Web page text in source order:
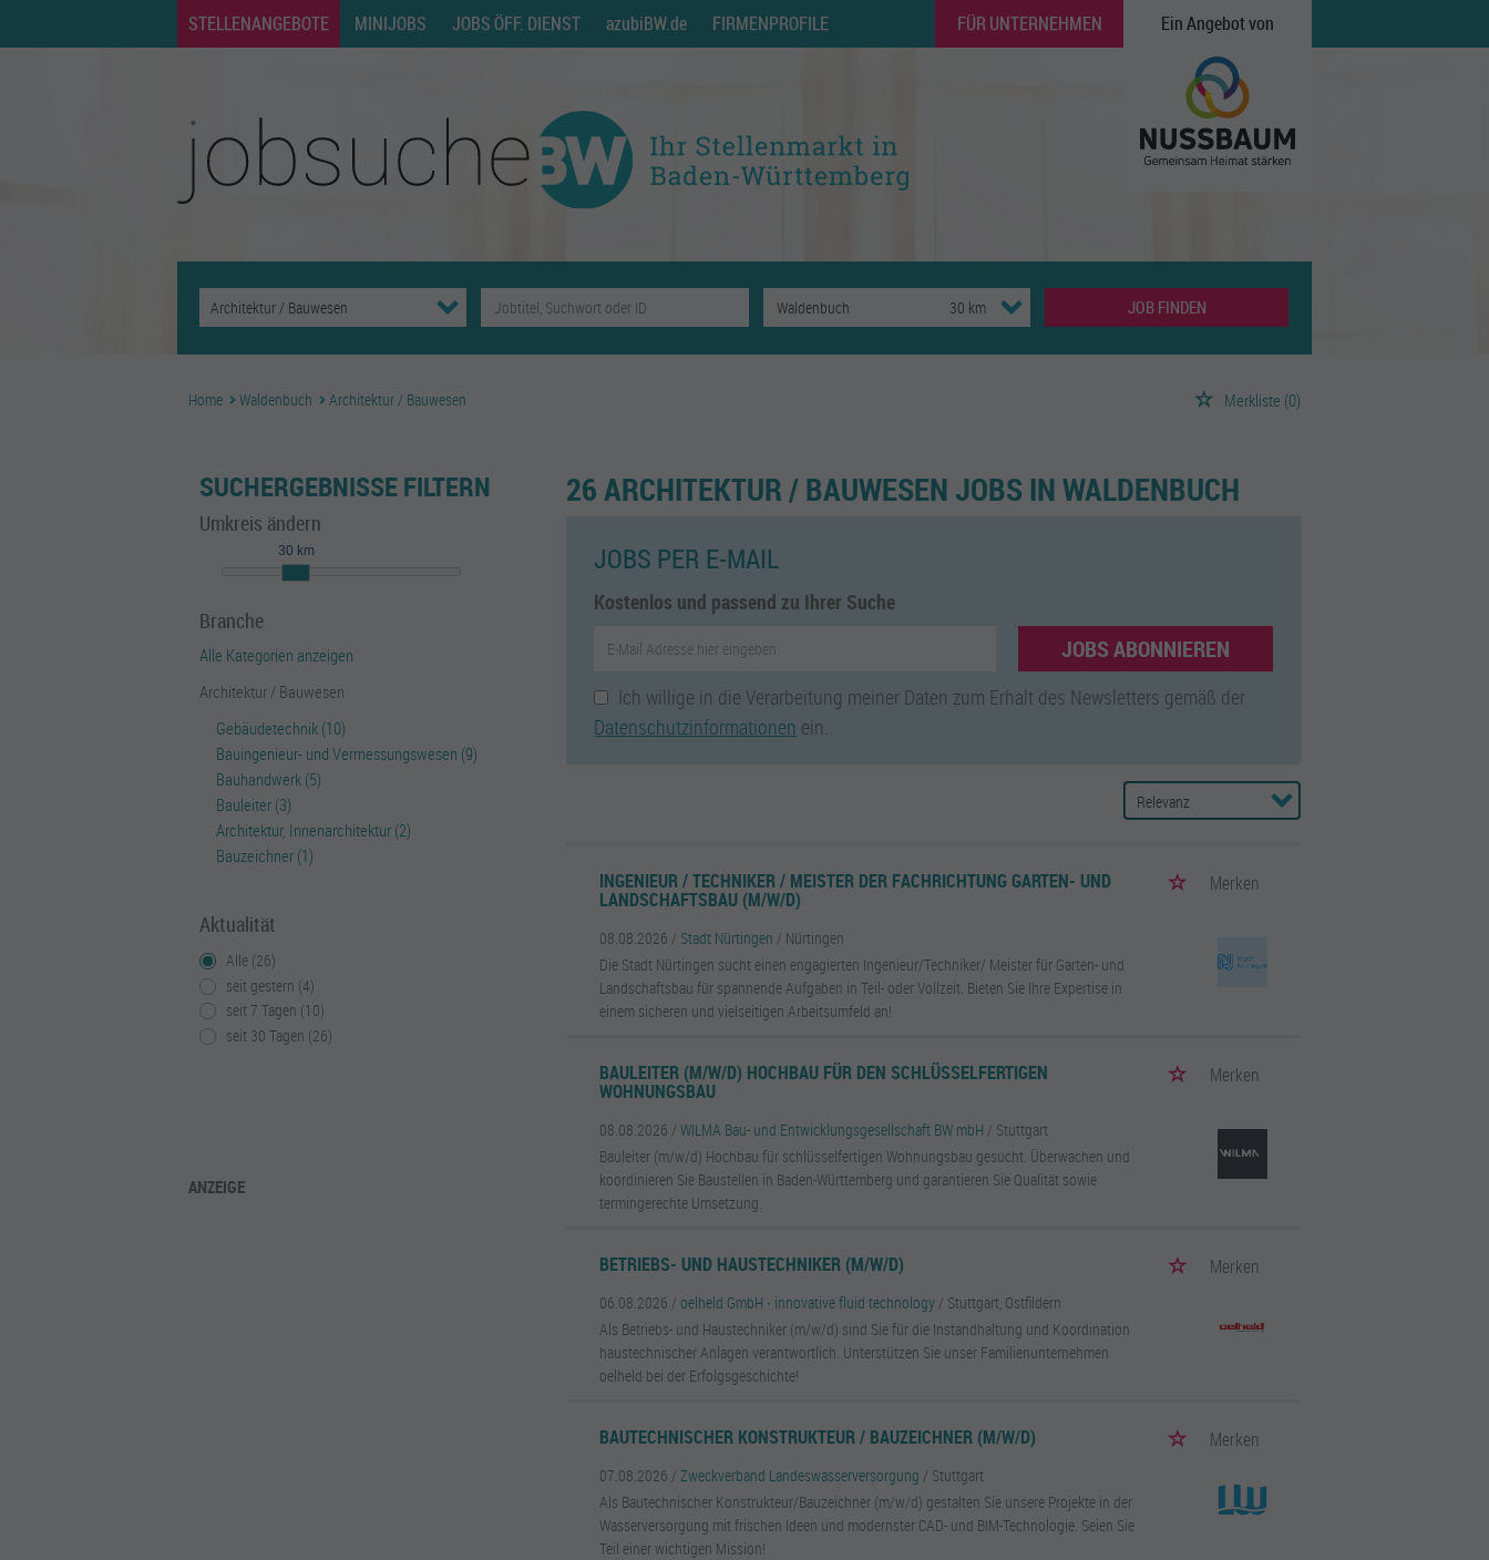
STELLENANGEBOTE MINIJOBS JOBS ÖFF. DIENST azubiBW.de FIRMENPROFILE FÜR UNTERNEHMEN Ein Angebot von
JOB FINDEN
Home Waldenbuch Architektur / Bauwesen Merkliste (0)
SUCHERGEBNISSE FILTERN
Umkreis ändern
30 km
Branche
Alle Kategorien anzeigen
Architektur / Bauwesen
Gebäudetechnik (10)
Bauingenieur- und Vermessungswesen (9)
Bauhandwerk (5)
Bauleiter (3)
Architektur, Innenarchitektur (2)
Bauzeichner (1)
Aktualität
Alle (26)
seit gestern (4)
seit 7 Tagen (10)
seit 30 Tagen (26)
ANZEIGE
26 ARCHITEKTUR / BAUWESEN JOBS IN WALDENBUCH
JOBS PER E-MAIL
Kostenlos und passend zu Ihrer Suche
JOBS ABONNIEREN
Ich willige in die Verarbeitung meiner Daten zum Erhalt des Newsletters gemäß der
Datenschutzinformationen ein.
INGENIEUR / TECHNIKER / MEISTER DER FACHRICHTUNG GARTEN- UND
LANDSCHAFTSBAU (M/W/D)
Merken
08.08.2026 / Stadt Nürtingen / Nürtingen
Die Stadt Nürtingen sucht einen engagierten Ingenieur/Techniker/ Meister für Garten- und
Landschaftsbau für spannende Aufgaben in Teil- oder Vollzeit. Bieten Sie Ihre Expertise in
einem sicheren und vielseitigen Arbeitsumfeld an!
BAULEITER (M/W/D) HOCHBAU FÜR DEN SCHLÜSSELFERTIGEN
WOHNUNGSBAU
Merken
08.08.2026 /WILMA Bau- und Entwicklungsgesellschaft BW mbH / Stuttgart
Bauleiter (m/w/d) Hochbau für schlüsselfertigen Wohnungsbau gesucht. Überwachen und
koordinieren Sie Baustellen in Baden-Württemberg und garantieren Sie Qualität sowie
termingerechte Umsetzung.
BETRIEBS- UND HAUSTECHNIKER (M/W/D) Merken
06.08.2026 /oelheld GmbH ∙ innovative fluid technology / Stuttgart, Ostfildern
Als Betriebs- und Haustechniker (m/w/d) sind Sie für die Instandhaltung und Koordination
haustechnischer Anlagen verantwortlich. Unterstützen Sie unser Familienunternehmen
oelheld bei der Erfolgsgeschichte!
BAUTECHNISCHER KONSTRUKTEUR / BAUZEICHNER (M/W/D) Merken
07.08.2026 /Zweckverband Landeswasserversorgung / Stuttgart
Als Bautechnischer Konstrukteur/Bauzeichner (m/w/d) gestalten Sie unsere Projekte in der
Wasserversorgung mit frischen Ideen und modernster CAD- und BIM-Technologie. Seien Sie
Teil einer wichtigen Mission!